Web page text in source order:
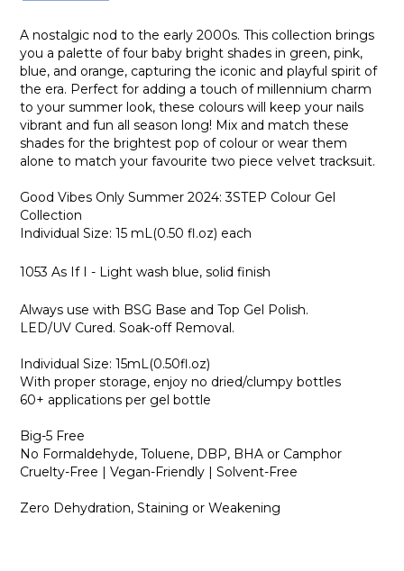
A nostalgic nod to the early 2000s. This collection brings
you a palette of four baby bright shades in green, pink,
blue, and orange, capturing the iconic and playful spirit of
the era. Perfect for adding a touch of millennium charm
to your summer look, these colours will keep your nails
vibrant and fun all season long! Mix and match these
shades for the brightest pop of colour or wear them
alone to match your favourite two piece velvet tracksuit.
Good Vibes Only Summer 2024: 3STEP Colour Gel
Collection
Individual Size: 15 mL(0.50 fl.oz) each
1053 As If I - Light wash blue, solid finish
Always use with BSG Base and Top Gel Polish.
LED/UV Cured. Soak-off Removal.
Individual Size: 15mL(0.50fl.oz)
With proper storage, enjoy no dried/clumpy bottles
60+ applications per gel bottle
Big-5 Free
No Formaldehyde, Toluene, DBP, BHA or Camphor
Cruelty-Free | Vegan-Friendly | Solvent-Free
Zero Dehydration, Staining or Weakening